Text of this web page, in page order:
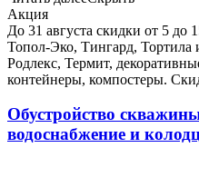
Акция
До 31 августа скидки от 5 до
Топол-Эко, Тингард, Тортила
Родлекс, Термит,
контейнеры, компостеры.
Обустройство
водоснабжение и